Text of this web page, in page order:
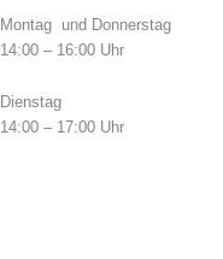
Montag und Donnerstag
14:00 – 16:00 Uhr
Dienstag
14:00 – 17:00 Uhr